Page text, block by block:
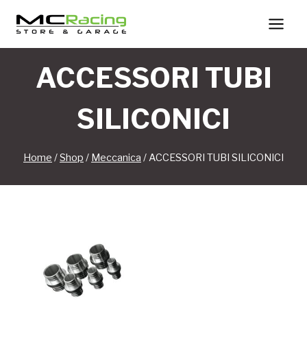
contenuto
ACCESSORI TUBI
SILICONICI
Home /Shop / Meccanica / ACCESSORI TUBI SILICONICI